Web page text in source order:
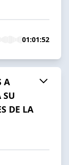
01:01:52
A
SU
DE LA